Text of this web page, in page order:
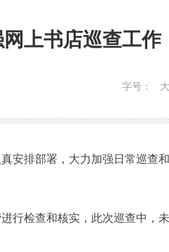
上书店巡查工作
字号： 大
排部署，大力加强日常巡查
检查和核实，此次巡查中，